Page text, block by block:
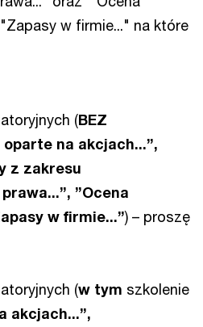
w firmie..." na które
(BEZ
na akcjach...”,
z zakresu
”Ocena
w firmie...”) – proszę
(w tym szkolenie
akcjach...”,